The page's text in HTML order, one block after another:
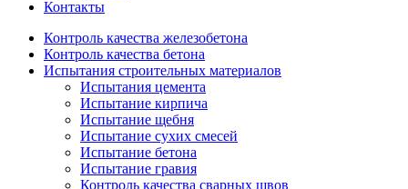
Контакты
Контроль качества железобетона
Контроль качества бетона
Испытания строительных материалов
Испытания цемента
Испытание кирпича
Испытание щебня
Испытание сухих смесей
Испытание бетона
Испытание гравия
Контроль качества сварных швов